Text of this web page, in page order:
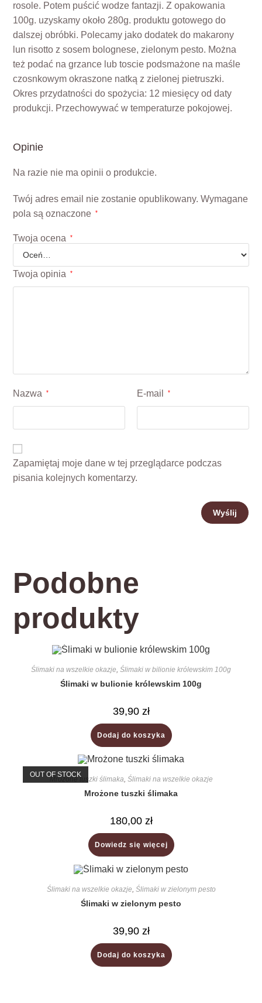
rosole. Potem puścić wodze fantazji. Z opakowania
100g. uzyskamy około 280g. produktu gotowego do
dalszej obróbki. Polecamy jako dodatek do makarony
lun risotto z sosem bolognese, zielonym pesto. Można
też podać na grzance lub toscie podsmażone na maśle
czosnkowym okraszone natką z zielonej pietruszki.
Okres przydatności do spożycia: 12 miesięcy od daty
produkcji. Przechowywać w temperaturze pokojowej.
Opinie
Na razie nie ma opinii o produkcie.
Twój adres email nie zostanie opublikowany. Wymagane
pola są oznaczone
*
Twoja ocena *
Twoja opinia *
Nazwa * E-mail *
Zapamiętaj moje dane w tej przeglądarce podczas
pisania kolejnych komentarzy.
Podobne
produkty
Ślimaki na wszelkie okazje, Ślimaki w bilionie królewskim 100g
Ślimaki w bulionie królewskim 100g
39,90 zł
Dodaj do koszyka
OUT OF STOCK
Mrożone tuszki ślimaka, Ślimaki na wszelkie okazje
Mrożone tuszki ślimaka
180,00 zł
Dowiedz się więcej
Ślimaki na wszelkie okazje Ślimaki w zielonym pesto
Ślimaki w zielonym pesto
39,90 zł
Dodaj do koszyka